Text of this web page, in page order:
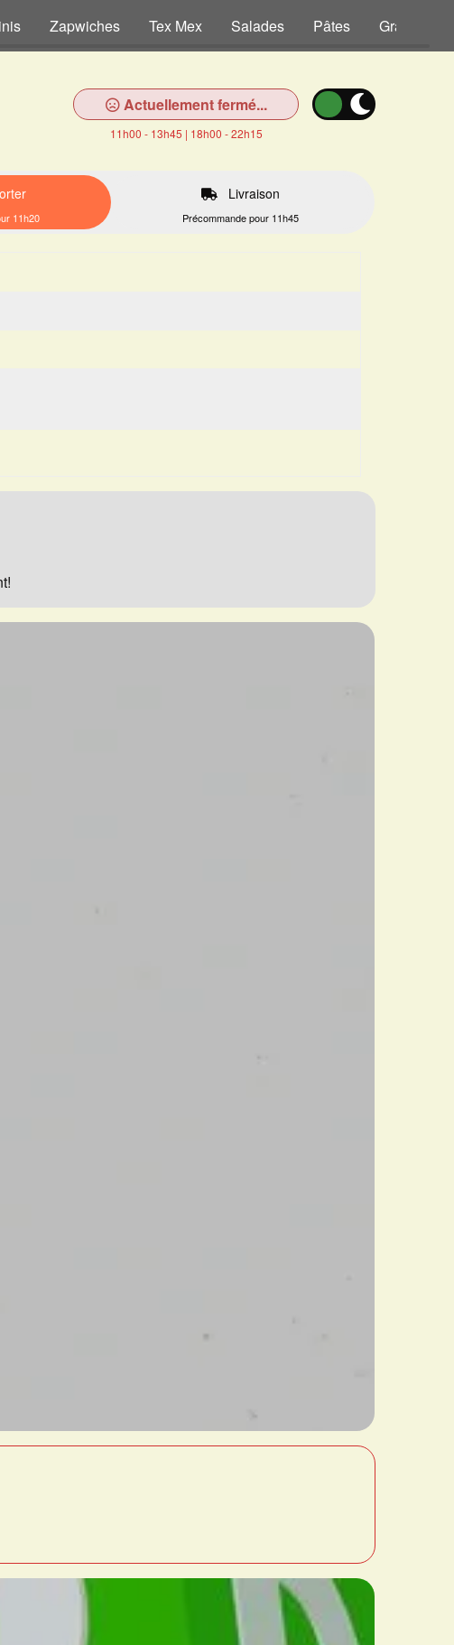
Zapwiches Tex Mex Salades Pâtes Gratins
Actuellement fermé...
11h00 - 13h45 | 18h00 - 22h15
11h20
Livraison
Précommande pour 11h45